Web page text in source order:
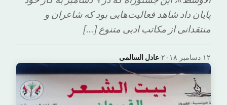
پایان داد شاهد فعالیت‌هایی بود که شاعران و
منتقدانی از مکاتب ادبی متنوع […]
عادل السالمى· ۱۲ دسامبر ۲۰۱۸